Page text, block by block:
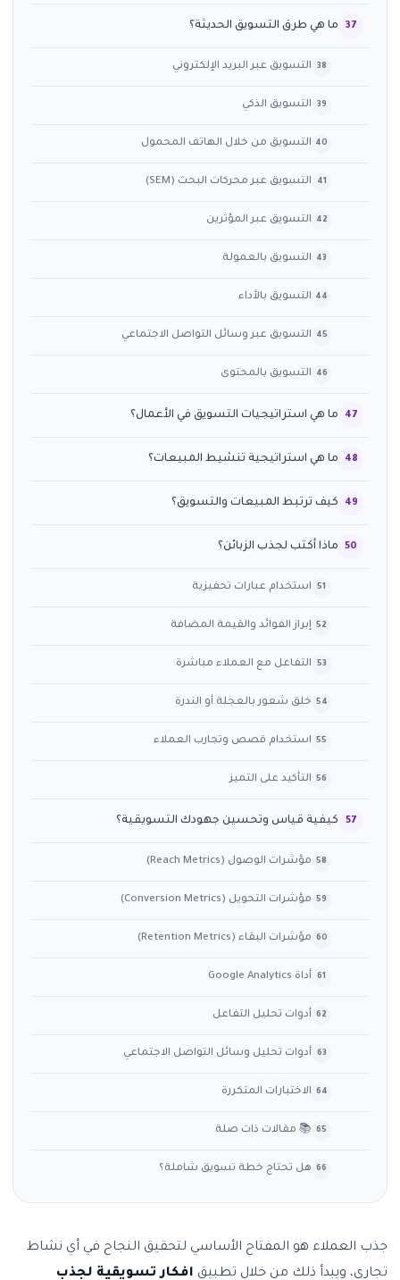
ما هي طرق التسويق الحديثة؟
التسويق عبر البريد الإلكتروني
التسويق الذكي
التسويق من خلال الهاتف المحمول
التسويق عبر محركات البحث (SEM)
التسويق عبر المؤثرين
التسويق بالعمولة
التسويق بالأداء
التسويق عبر وسائل التواصل الاجتماعي
التسويق بالمحتوى
ما هي استراتيجيات التسويق في الأعمال؟
ما هي استراتيجية تنشيط المبيعات؟
كيف ترتبط المبيعات والتسويق؟
ماذا أكتب لجذب الزبائن؟
استخدام عبارات تحفيزية
إبراز الفوائد والقيمة المضافة
التفاعل مع العملاء مباشرة
خلق شعور بالعجلة أو الندرة
استخدام قصص وتجارب العملاء
التأكيد على التميز
كيفية قياس وتحسين جهودك التسويقية؟
مؤشرات الوصول (Reach Metrics)
مؤشرات التحويل (Conversion Metrics)
مؤشرات البقاء (Retention Metrics)
أداة Google Analytics
أدوات تحليل التفاعل
أدوات تحليل وسائل التواصل الاجتماعي
الاختبارات المتكررة
📚 مقالات ذات صلة
هل تحتاج خطة تسويق شاملة؟
جذب العملاء هو المفتاح الأساسي لتحقيق النجاح في أي نشاط
تجاري، ويبدأ ذلك من خلال تطبيق افكار تسويقية لجذب